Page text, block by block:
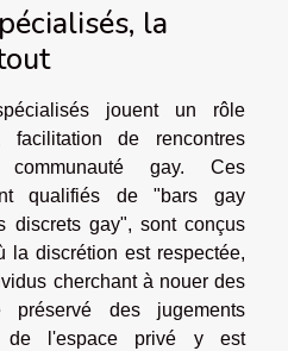
la
jouent un rôle
facilitation de rencontres
gay. Ces
qualifiés de "bars gay
discrets gay", sont conçus
la discrétion est respectée,
cherchant à nouer des
des jugements
de l'espace privé y est